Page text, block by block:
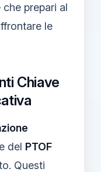
prepari al
le
Chiave
e del PTOF
Questi